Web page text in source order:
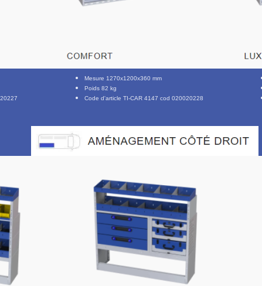
Mesure 1270x1200x360 mm
Poids 82 kg
Code d'article TI-CAR 4147 cod 020020228